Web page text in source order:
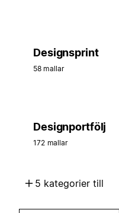
Designsprint
58 mallar
Designportfölj
172 mallar
5 kategorier till